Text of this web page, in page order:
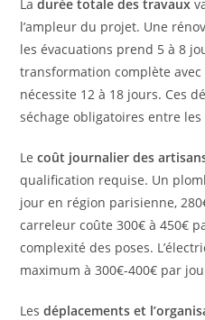
Ladurée totale des travaux
l’ampleur du projet. Une
les évacuations prend 5 à 8
transformation complète
nécessite 12 à 18 jours. Ces
séchage obligatoires entre
Lecoût journalier des
qualification requise. Un
jour en région parisienne,
carreleur coûte 300€ à 450€
complexité des poses.
maximum à 300€-400€ par
Lesdéplacements et